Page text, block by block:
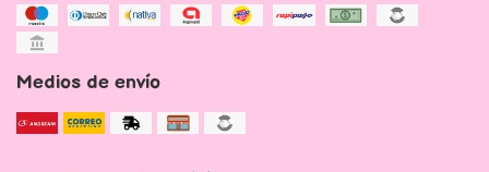
Medios de envío